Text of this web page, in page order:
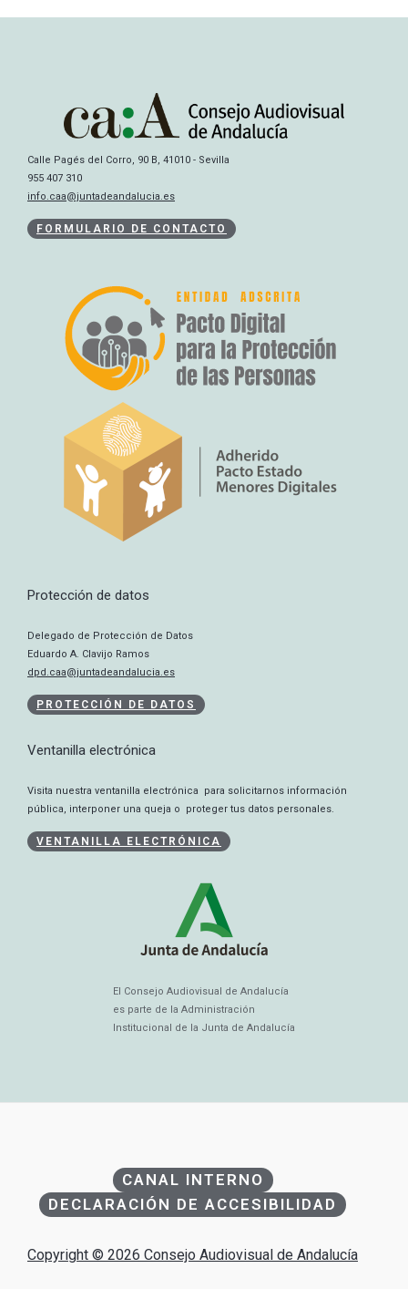
Calle Pagés del Corro, 90 B, 41010 - Sevilla
955 407 310
info.caa@juntadeandalucia.es
FORMULARIO DE CONTACTO
Protección de datos
Delegado de Protección de Datos
Eduardo A. Clavijo Ramos
dpd.caa@juntadeandalucia.es
PROTECCIÓN DE DATOS
Ventanilla electrónica
Visita nuestra ventanilla electrónica para solicitarnos información
pública, interponer una queja o proteger tus datos personales.
VENTANILLA ELECTRÓNICA
El Consejo Audiovisual de Andalucía
es parte de la Administración
Institucional de la Junta de Andalucía
CANAL INTERNO
DECLARACIÓN DE ACCESIBILIDAD
Copyright © 2026 Consejo Audiovisual de Andalucía